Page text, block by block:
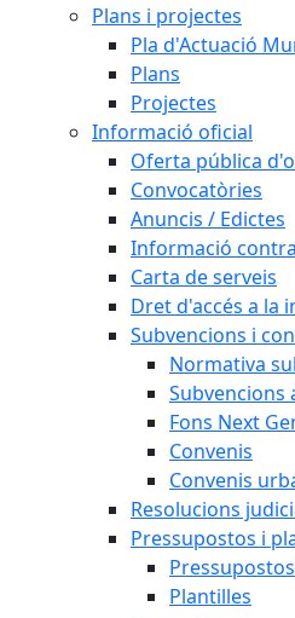
Plans i projectes
Pla d'Actuació
Plans
Projectes
Informació oficial
Oferta pública
Convocatòries
Anuncis / Edictes
Informació
Carta de serveis
Dret d'accés a la
Subvencions i
Normativa
Subvencions
Fons Next
Convenis
Convenis
Resolucions
Pressupostos i
Pressupostos
Plantilles